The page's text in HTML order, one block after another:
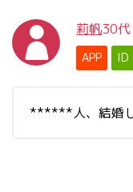
莉帆30代
APP ID
******人、結婚